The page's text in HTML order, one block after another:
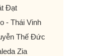
Đạt
- Thái Vinh
Thế Đức
Zia